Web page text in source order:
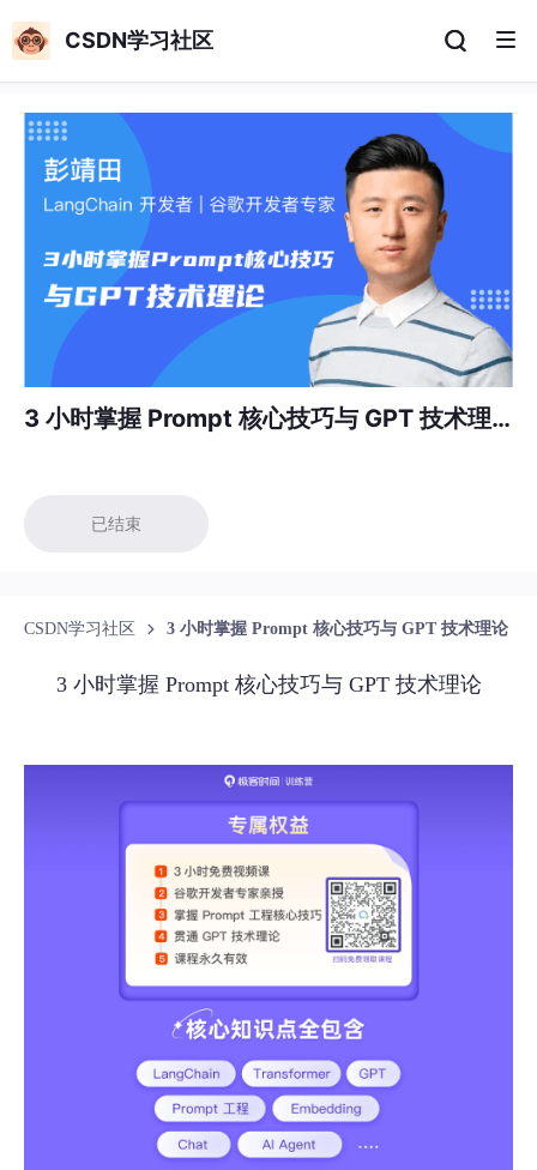
CSDN学习社区
3 小时掌握 Prompt 核心技巧与 GPT 技术理
已结束
CSDN学习社区 3 小时掌握 Prompt 核心技巧与 GPT 技术理论
3 小时掌握 Prompt 核心技巧与 GPT 技术理论